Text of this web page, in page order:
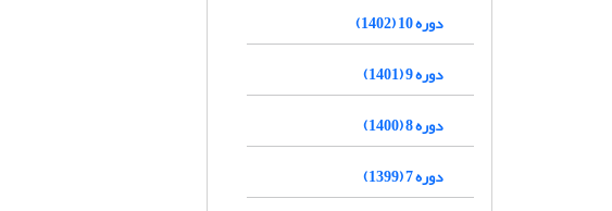
دوره 10 (1402)
دوره 9 (1401)
دوره 8 (1400)
دوره 7 (1399)